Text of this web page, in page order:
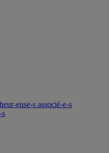
euse-s associé-e-s
s